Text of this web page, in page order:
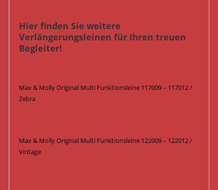
Hier finden Sie weitere
Verlängerungsleinen für Ihren treuen
Begleiter!
Max & Molly Original Multi Funktionsleine 117009 – 117012 /
Zebra
Max & Molly Original Multi Funktionsleine 122009 – 122012 /
Vintage